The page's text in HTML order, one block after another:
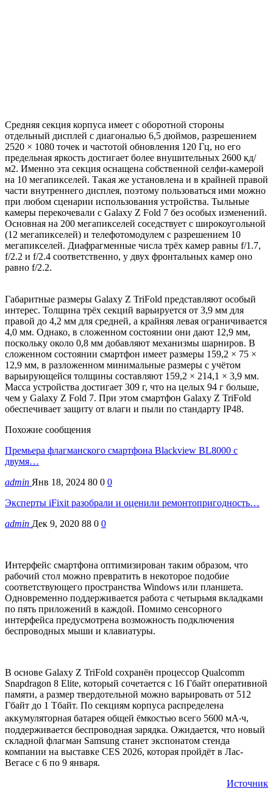
Средняя секция корпуса имеет с оборотной стороны
отдельный дисплей с диагональю 6,5 дюймов, разрешением
2520 × 1080 точек и частотой обновления 120 Гц, но его
предельная яркость достигает более внушительных 2600 кд/
м2. Именно эта секция оснащена собственной селфи-камерой
на 10 мегапикселей. Такая же установлена и в крайней правой
части внутреннего дисплея, поэтому пользоваться ими можно
при любом сценарии использования устройства. Тыльные
камеры перекочевали с Galaxy Z Fold 7 без особых изменений.
Основная на 200 мегапикселей соседствует с широкоугольной
(12 мегапикселей) и телефотомодулем с разрешением 10
мегапикселей. Диафрагменные числа трёх камер равны f/1.7,
f/2.2 и f/2.4 соответственно, у двух фронтальных камер оно
равно f/2.2.
Габаритные размеры Galaxy Z TriFold представляют особый
интерес. Толщина трёх секций варьируется от 3,9 мм для
правой до 4,2 мм для средней, а крайняя левая ограничивается
4,0 мм. Однако, в сложенном состоянии они дают 12,9 мм,
поскольку около 0,8 мм добавляют механизмы шарниров. В
сложенном состоянии смартфон имеет размеры 159,2 × 75 ×
12,9 мм, в разложенном минимальные размеры с учётом
варьирующейся толщины составляют 159,2 × 214,1 × 3,9 мм.
Масса устройства достигает 309 г, что на целых 94 г больше,
чем у Galaxy Z Fold 7. При этом смартфон Galaxy Z TriFold
обеспечивает защиту от влаги и пыли по стандарту IP48.
Похожие сообщения
Премьера флагманского смартфона Blackview BL8000 с
двумя…
admin Янв 18, 2024 80 0 0
Эксперты iFixit разобрали и оценили ремонтопригодность…
admin Дек 9, 2020 88 0 0
Интерфейс смартфона оптимизирован таким образом, что
рабочий стол можно превратить в некоторое подобие
соответствующего пространства Windows или планшета.
Одновременно поддерживается работа с четырьмя вкладками
по пять приложений в каждой. Помимо сенсорного
интерфейса предусмотрена возможность подключения
беспроводных мыши и клавиатуры.
В основе Galaxy Z TriFold сохранён процессор Qualcomm
Snapdragon 8 Elite, который сочетается с 16 Гбайт оперативной
памяти, а размер твердотельной можно варьировать от 512
Гбайт до 1 Тбайт. По секциям корпуса распределена
аккумуляторная батарея общей ёмкостью всего 5600 мА‧ч,
поддерживается беспроводная зарядка. Ожидается, что новый
складной флагман Samsung станет экспонатом стенда
компании на выставке CES 2026, которая пройдёт в Лас-
Вегасе с 6 по 9 января.
Источник